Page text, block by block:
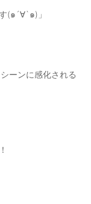
(๑´∀`๑)」
ーンに感化される